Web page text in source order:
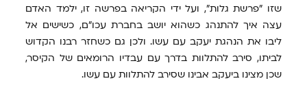
שזו "פרשת גלות", ועל ידי הקריאה בפרשה זו, ילמד האדם
עצה איך להתנהג כשהוא יושב בחברת עכו"ם, כשישים אל
ליבו את הנהגת יעקב עם עשו. ולכן גם כשחזר רבנו הקדוש
לביתו, סירב להתלוות בדרך עם עבדיו הרומאים של הקיסר,
שכן מצינו ביעקב אבינו שסירב להתלוות עם עשו.